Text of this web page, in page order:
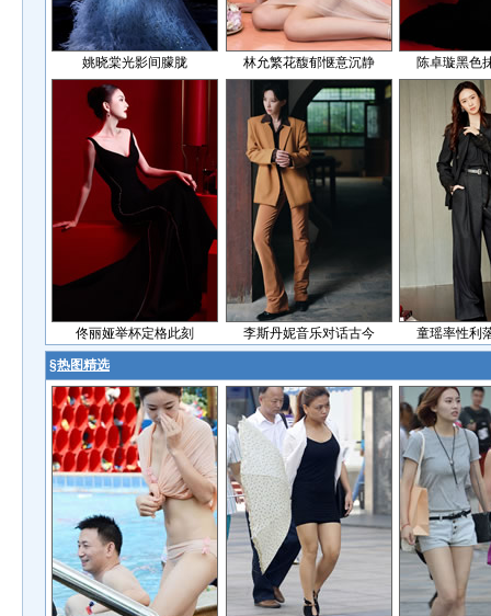
姚晓棠光影间朦胧 林允繁花馥郁惬意沉静 陈卓璇黑色
佟丽娅举杯定格此刻 李斯丹妮音乐对话古今 童瑶率性利
§热图精选